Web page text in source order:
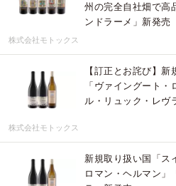
州の完全自社畑で高
ンドラーメ」新発売
株式会社モトックス
【訂正とお詫び】
「ヴァイングート
ル・リュック・レヴ
株式会社モトックス
新規取り扱い国「ス
ロマン・ヘルマン」